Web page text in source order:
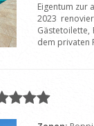
Eigentum zur
2023
Gästetoilette,
dem privaten